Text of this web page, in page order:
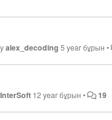
alex_decoding 5 year бұрын •
12 year бұрын • 19